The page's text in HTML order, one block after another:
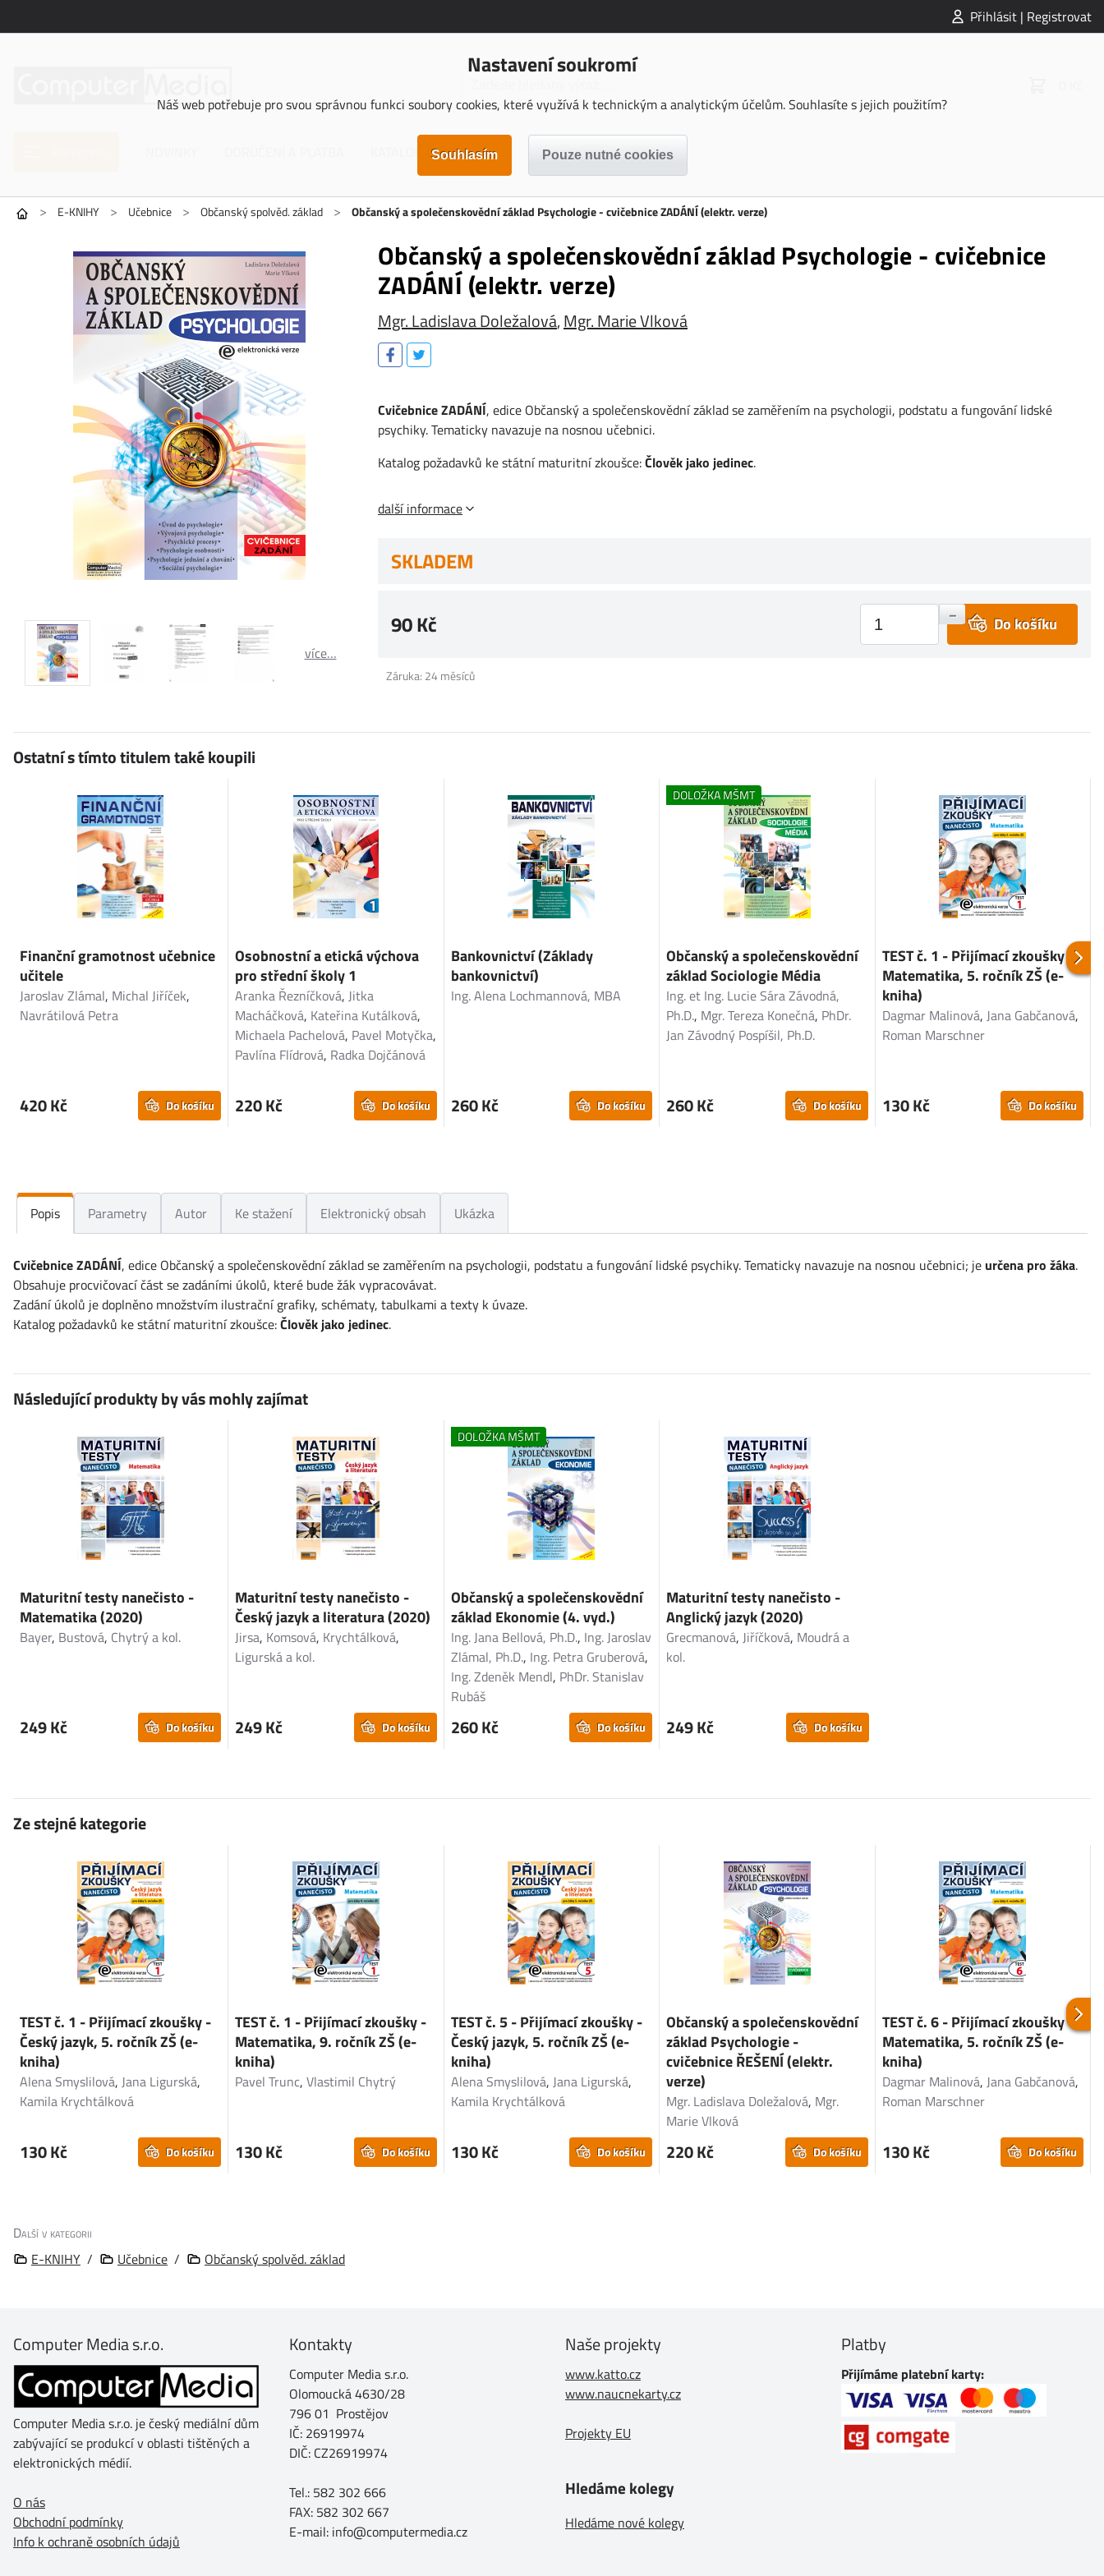
Přihlásit | Registrovat
Nastavení soukromí
Náš web potřebuje pro svou správnou funkci soubory cookies, které využívá k technickým a analytickým účelům. Souhlasíte s jejich použitím?
KATALOGY KE STAŽENÍ
> E-KNIHY > Učebnice > Občanský spolvěd. základ > Občanský a společenskovědní základ Psychologie - cvičebnice ZADÁNÍ (elektr. verze)
Občanský a společenskovědní základ Psychologie - cvičebnice
ZADÁNÍ (elektr. verze)
Mgr. Ladislava Doležalová,Mgr. Marie Vlková
více…
Cvičebnice ZADÁNÍ, edice Občanský a společenskovědní základ se zaměřením na psychologii, podstatu a fungování lidské
psychiky. Tematicky navazuje na nosnou učebnici.
Katalog požadavků ke státní maturitní zkoušce:Člověk jako jedinec.
další informace
SKLADEM
90 Kč +
– Do košíku
Záruka: 24 měsíců
Ostatní s tímto titulem také koupili
Finanční gramotnost učebnice
učitele
Jaroslav Zlámal, Michal Jiříček,
Navrátilová Petra
420 Kč Do košíku
Osobnostní a etická výchova
pro střední školy 1
Aranka Řezníčková,Jitka
Macháčková, Kateřina Kutálková,
Michaela Pachelová, Pavel Motyčka,
Pavlína Flídrová, Radka Dojčánová
220 Kč Do košíku
Bankovnictví (Základy
bankovnictví)
Ing. Alena Lochmannová, MBA
260 Kč Do košíku
DOLOŽKA MŠMT
Občanský a společenskovědní
základ Sociologie Média
Ing. et Ing. Lucie Sára Závodná,
Ph.D., Mgr. Tereza Konečná, PhDr.
Jan Závodný Pospíšil, Ph.D.
260 Kč Do košíku
TEST č. 1 - Přijímací zkoušky -
Matematika, 5. ročník ZŠ (e-
kniha)
Dagmar Malinová, Jana Gabčanová,
Roman Marschner
130 Kč Do košíku
Popis Parametry Autor Ke stažení Elektronický obsah Ukázka
CvičebniceZADÁNÍ, edice Občanský a společenskovědní základ se zaměřením na psychologii, podstatu a fungování lidské psychiky. Tematicky navazuje na nosnou učebnici; je určena pro žáka.
Obsahuje procvičovací část se zadáními úkolů, které bude žák vypracovávat.
Zadání úkolů je doplněno množstvím ilustrační grafiky, schématy, tabulkami a texty k úvaze.
Katalog požadavků ke státní maturitní zkoušce:Člověk jako jedinec.
Následující produkty by vás mohly zajímat
Maturitní testy nanečisto -
Matematika (2020)
Bayer, Bustová, Chytrý a kol.
249 Kč Do košíku
Maturitní testy nanečisto -
Český jazyk a literatura (2020)
Jirsa, Komsová, Krychtálková,
Ligurská a kol.
249 Kč Do košíku
DOLOŽKA MŠMT
Občanský a společenskovědní
základ Ekonomie (4. vyd.)
Ing. Jana Bellová, Ph.D., Ing. Jaroslav
Zlámal, Ph.D., Ing. Petra Gruberová,
Ing. Zdeněk Mendl, PhDr. Stanislav
Rubáš
260 Kč Do košíku
Maturitní testy nanečisto -
Anglický jazyk (2020)
Grecmanová,Jiříčková, Moudrá a
kol.
249 Kč Do košíku
Ze stejné kategorie
TEST č. 1 - Přijímací zkoušky -
Český jazyk, 5. ročník ZŠ (e-
kniha)
Alena Smyslilová, Jana Ligurská,
Kamila Krychtálková
130 Kč Do košíku
TEST č. 1 - Přijímací zkoušky -
Matematika, 9. ročník ZŠ (e-
kniha)
Pavel Trunc,Vlastimil Chytrý
130 Kč Do košíku
TEST č. 5 - Přijímací zkoušky -
Český jazyk, 5. ročník ZŠ (e-
kniha)
Alena Smyslilová, Jana Ligurská,
Kamila Krychtálková
130 Kč Do košíku
Občanský a společenskovědní
základ Psychologie -
cvičebnice ŘEŠENÍ (elektr.
verze)
Mgr. Ladislava Doležalová, Mgr.
Marie Vlková
220 Kč Do košíku
TEST č. 6 - Přijímací zkoušky -
Matematika, 5. ročník ZŠ (e-
kniha)
Dagmar Malinová, Jana Gabčanová,
Roman Marschner
130 Kč Do košíku
Další v kategorii
E-KNIHY / Učebnice / Občanský spolvěd. základ
Computer Media s.r.o.
Computer Media s.r.o. je český mediální dům
zabývající se produkcí v oblasti tištěných a
elektronických médií.
O nás
Obchodní podmínky
Info k ochraně osobních údajů
Kontakty
Computer Media s.r.o.
Olomoucká 4630/28
796 01 Prostějov
IČ: 26919974
DIČ: CZ26919974
Tel.: 582 302 666
FAX: 582 302 667
E-mail: info@computermedia.cz
Naše projekty
www.katto.cz
www.naucnekarty.cz
Projekty EU
Hledáme kolegy
Hledáme nové kolegy
Platby
Přijímáme platební karty: